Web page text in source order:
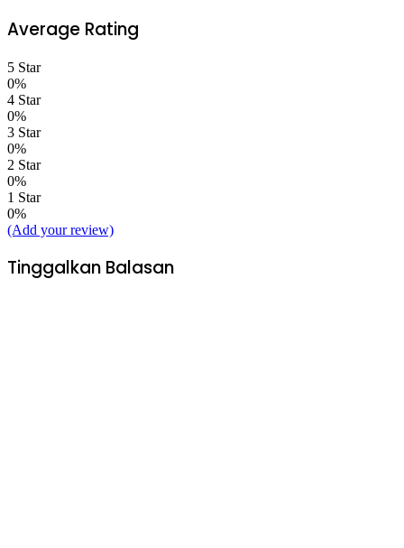
Average Rating
5 Star
0%
4 Star
0%
3 Star
0%
2 Star
0%
1 Star
0%
(Add your review)
Tinggalkan Balasan